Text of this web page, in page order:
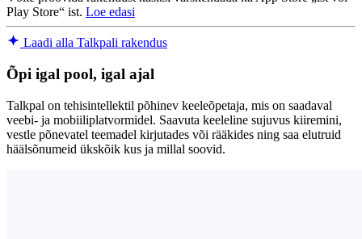
Play Store“ ist. Loe edasi
Laadi alla Talkpali rakendus
Õpi igal pool, igal ajal
Talkpal on tehisintellektil põhinev keeleõpetaja, mis on saadaval
veebi- ja mobiiliplatvormidel. Saavuta keeleline sujuvus kiiremini,
vestle põnevatel teemadel kirjutades või rääkides ning saa elutruid
häälsõnumeid ükskõik kus ja millal soovid.